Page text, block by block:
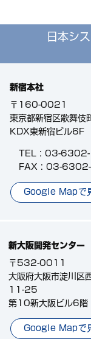
日本シ
新宿本社
〒160-0021
東京都新宿区歌舞
KDX東新宿ビル6F
TEL : 03-6302-
FAX : 03-
Google Mapで
新大阪開発センター
〒532-0011
大阪府大阪市淀川区
11-25
第10新大阪ビル6階
Google Mapで